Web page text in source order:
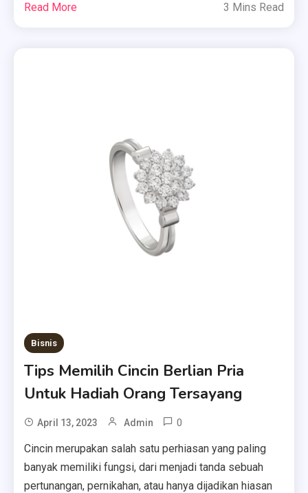
Read More 3 Mins Read
Bisnis
Tips Memilih Cincin Berlian Pria
Untuk Hadiah Orang Tersayang
April 13, 2023 Admin 0
Cincin merupakan salah satu perhiasan yang paling
banyak memiliki fungsi, dari menjadi tanda sebuah
pertunangan, pernikahan, atau hanya dijadikan hiasan